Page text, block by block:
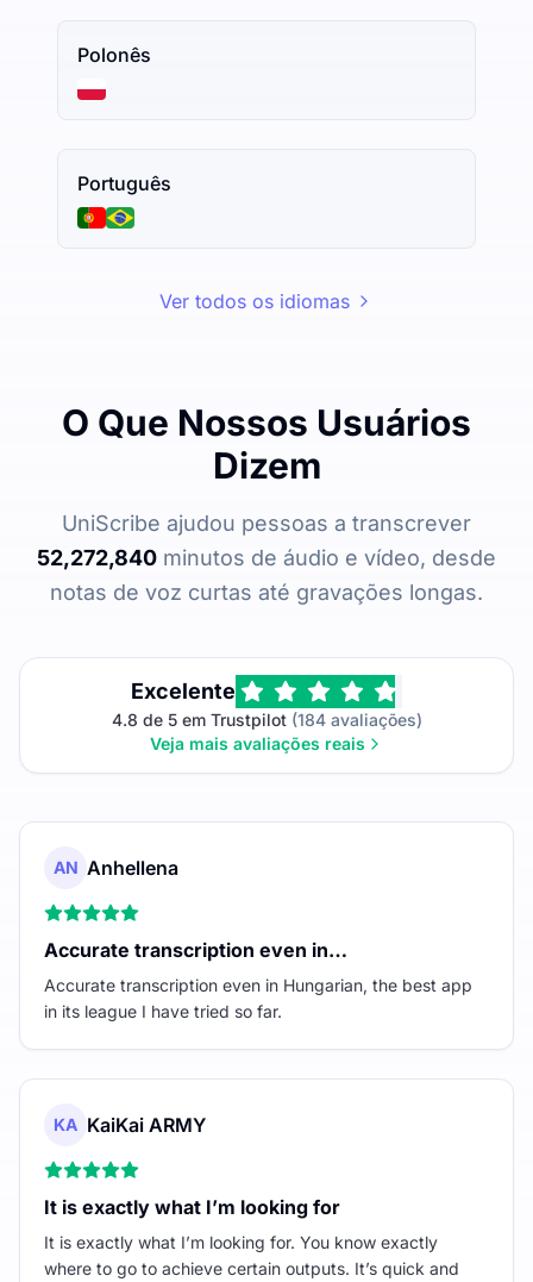
Polonês
Português
Ver todos os idiomas
O Que Nossos Usuários
Dizem
UniScribe ajudou pessoas a transcrever
52,272,840 minutos de áudio e vídeo, desde
notas de voz curtas até gravações longas.
Excelente
4.8 de 5 em Trustpilot(184 avaliações)
Veja mais avaliações reais
AN Anhellena
Accurate transcription even in…
Accurate transcription even in Hungarian, the best app
in its league I have tried so far.
KA KaiKai ARMY
It is exactly what I’m looking for
It is exactly what I’m looking for. You know exactly
where to go to achieve certain outputs. It’s quick and